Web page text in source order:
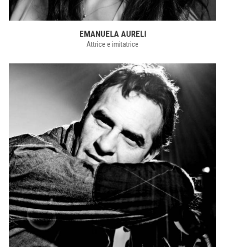
EMANUELA AURELI
Attrice e imitatrice